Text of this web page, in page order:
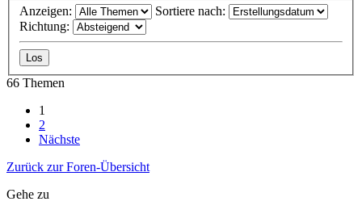
Anzeigen:
Sortiere nach:
Richtung:
66 Themen
1
2
Nächste
Zurück zur Foren-Übersicht
Gehe zu